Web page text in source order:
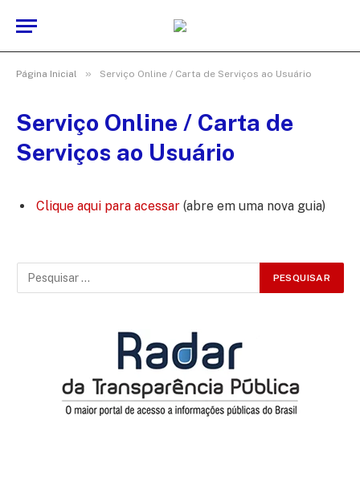
Página Inicial » Serviço Online / Carta de Serviços ao Usuário
Serviço Online / Carta de
Serviços ao Usuário
Clique aqui para acessar (abre em uma nova guia)